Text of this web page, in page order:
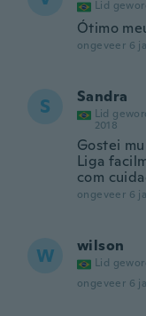
Lid
Ótimo
ongeveer 6
S Sandra
Lid
2018
Gostei
Liga
com
ongeveer 6
W wilson
Lid
ongeveer 6